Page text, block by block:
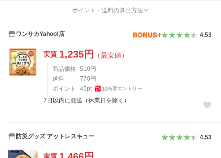
ポイント・送料の算出方法
ワンサカYahoo!店 4.53
実質 1,235円 （最安値）
商品価格 510 円
送料
770 円
ポイント
45pt 10%要エントリー
7日以内に発送（休業日を除く）
防災グッズ アットレスキュー 4.53